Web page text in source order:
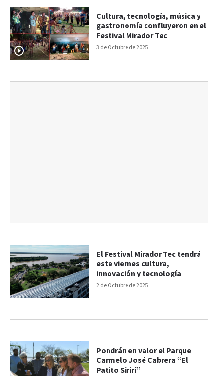
3 de Octubre de 2025
Cultura, tecnología, música y
gastronomía confluyeron en el
Festival Mirador Tec
2 de Octubre de 2025
El Festival Mirador Tec tendrá
este viernes cultura,
innovación y tecnología
Pondrán en valor el Parque
Carmelo José Cabrera “El
Patito Sirirí”